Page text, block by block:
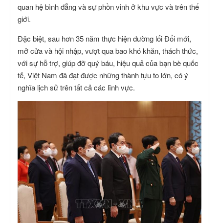
quan hệ bình đẳng và sự phồn vinh ở khu vực và trên thế
giới.
Đặc biệt, sau hơn 35 năm thực hiện đường lối Đổi mới,
mở cửa và hội nhập, vượt qua bao khó khăn, thách thức,
với sự hỗ trợ, giúp đỡ quý báu, hiệu quả của bạn bè quốc
tế, Việt Nam đã đạt được những thành tựu to lớn, có ý
nghĩa lịch sử trên tất cả các lĩnh vực.